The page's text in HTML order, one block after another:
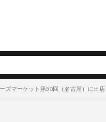
ズマーケット第50回（名古屋）に出